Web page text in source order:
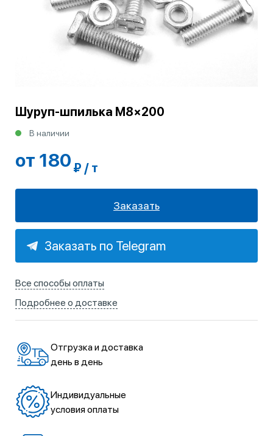
Шуруп-шпилька М8×200
В наличии
от 180 ₽ / т
Заказать
Заказать по Telegram
Все способы оплаты
Подробнее о доставке
Отгрузка и доставка
день в день
Индивидуальные
условия оплаты